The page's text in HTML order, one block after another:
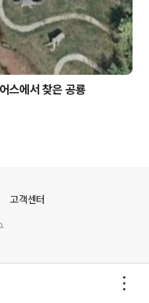
스에서 찾은 공룡
고객센터